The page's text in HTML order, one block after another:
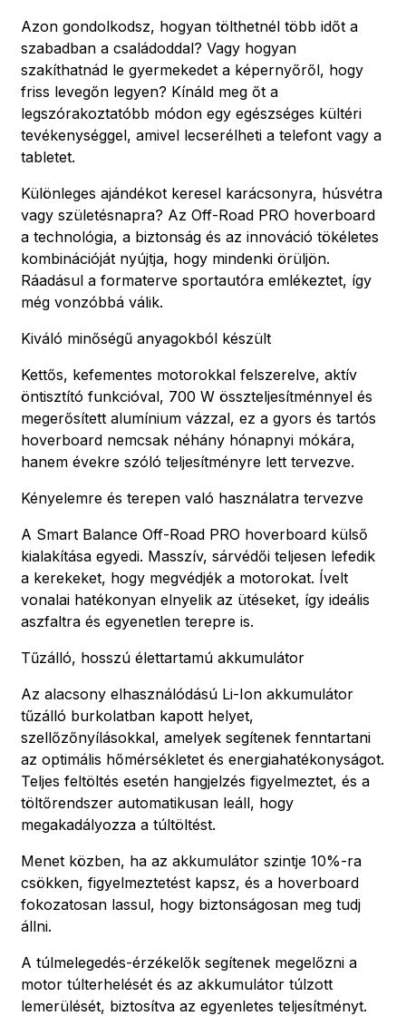
Azon gondolkodsz, hogyan tölthetnél több időt a
szabadban a családoddal? Vagy hogyan
szakíthatnád le gyermekedet a képernyőről, hogy
friss levegőn legyen? Kínáld meg őt a
legszórakoztatóbb módon egy egészséges kültéri
tevékenységgel, amivel lecserélheti a telefont vagy a
tabletet.
Különleges ajándékot keresel karácsonyra, húsvétra
vagy születésnapra? Az Off-Road PRO hoverboard
a technológia, a biztonság és az innováció tökéletes
kombinációját nyújtja, hogy mindenki örüljön.
Ráadásul a formaterve sportautóra emlékeztet, így
még vonzóbbá válik.
Kiváló minőségű anyagokból készült
Kettős, kefementes motorokkal felszerelve, aktív
öntisztító funkcióval, 700 W összteljesítménnyel és
megerősített alumínium vázzal, ez a gyors és tartós
hoverboard nemcsak néhány hónapnyi mókára,
hanem évekre szóló teljesítményre lett tervezve.
Kényelemre és terepen való használatra tervezve
A Smart Balance Off-Road PRO hoverboard külső
kialakítása egyedi. Masszív, sárvédői teljesen lefedik
a kerekeket, hogy megvédjék a motorokat. Ívelt
vonalai hatékonyan elnyelik az ütéseket, így ideális
aszfaltra és egyenetlen terepre is.
Tűzálló, hosszú élettartamú akkumulátor
Az alacsony elhasználódású Li-Ion akkumulátor
tűzálló burkolatban kapott helyet,
szellőzőnyílásokkal, amelyek segítenek fenntartani
az optimális hőmérsékletet és energiahatékonyságot.
Teljes feltöltés esetén hangjelzés figyelmeztet, és a
töltőrendszer automatikusan leáll, hogy
megakadályozza a túltöltést.
Menet közben, ha az akkumulátor szintje 10%-ra
csökken, figyelmeztetést kapsz, és a hoverboard
fokozatosan lassul, hogy biztonságosan meg tudj
állni.
A túlmelegedés-érzékelők segítenek megelőzni a
motor túlterhelését és az akkumulátor túlzott
lemerülését, biztosítva az egyenletes teljesítményt.